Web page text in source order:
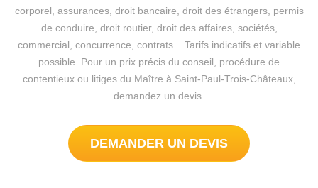
corporel, assurances, droit bancaire, droit des étrangers, permis
de conduire, droit routier, droit des affaires, sociétés,
commercial, concurrence, contrats... Tarifs indicatifs et variable
possible. Pour un prix précis du conseil, procédure de
contentieux ou litiges du Maître à Saint-Paul-Trois-Châteaux,
demandez un devis.
DEMANDER UN DEVIS